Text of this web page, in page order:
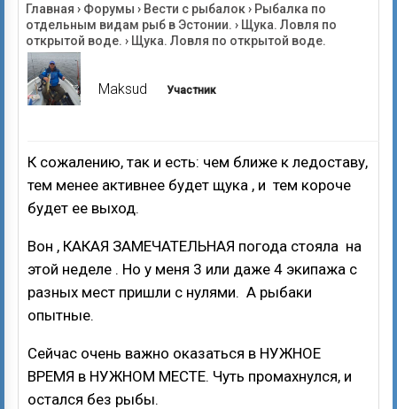
Главная › Форумы › Вести с рыбалок› Рыбалка по
отдельным видам рыб в Эстонии. › Щука. Ловля по
открытой воде. › Щука. Ловля по открытой воде.
Maksud Участник
К сожалению, так и есть: чем ближе к ледоставу,
тем менее активнее будет щука , и тем короче
будет ее выход.
Вон , КАКАЯ ЗАМЕЧАТЕЛЬНАЯ погода стояла на
этой неделе . Но у меня 3 или даже 4 экипажа с
разных мест пришли с нулями. А рыбаки
опытные.
Сейчас очень важно оказаться в НУЖНОЕ
ВРЕМЯ в НУЖНОМ МЕСТЕ. Чуть промахнулся, и
остался без рыбы.